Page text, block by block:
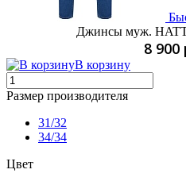
Джинсы муж.
8 900
В корзину
Размер производителя
31/32
34/34
Цвет